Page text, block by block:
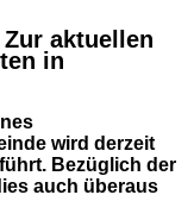
aktuellen
in
wird derzeit
Bezüglich der
auch überaus